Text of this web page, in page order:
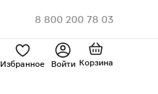
8 800 200 78 03
Избранное Войти Корзина